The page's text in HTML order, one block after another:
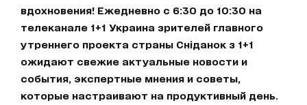
вдохновения! Ежедневно с 6:30 до 10:30 на
телеканале 1+1 Украина зрителей главного
утреннего проекта страны Сніданок з 1+1
ожидают свежие актуальные новости и
события, экспертные мнения и советы,
которые настраивают на продуктивный день.